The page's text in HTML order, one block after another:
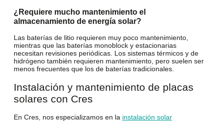
¿Requiere mucho mantenimiento el
almacenamiento de energía solar?
Las baterías de litio requieren muy poco mantenimiento,
mientras que las baterías monoblock y estacionarias
necesitan revisiones periódicas. Los sistemas térmicos y de
hidrógeno también requieren mantenimiento, pero suelen ser
menos frecuentes que los de baterías tradicionales.
Instalación y mantenimiento de placas
solares con Cres
En Cres, nos especializamos en la instalación solar